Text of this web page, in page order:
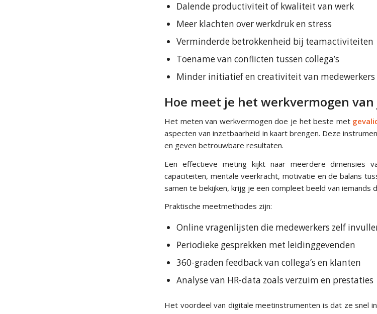
Dalende productiviteit of kwaliteit van werk
Meer klachten over werkdruk en stress
Verminderde betrokkenheid bij teamactiviteiten
Toename van conflicten tussen collega’s
Minder initiatief en creativiteit van medewerkers
Hoe meet je het werkvermogen
Het meten van werkvermogen doe je het beste met
aspecten van inzetbaarheid in kaart brengen. Deze
en geven betrouwbare resultaten.
Een effectieve meting kijkt naar meerdere dimensies
capaciteiten, mentale veerkracht, motivatie en de balans
samen te bekijken, krijg je een compleet beeld van iemands
Praktische meetmethodes zijn:
Online vragenlijsten die medewerkers zelf
Periodieke gesprekken met leidinggevenden
360-graden feedback van collega’s en klanten
Analyse van HR-data zoals verzuim en prestaties
Het voordeel van digitale meetinstrumenten is dat ze snel